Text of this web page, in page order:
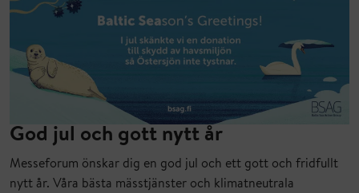
God jul och gott nytt år
Messeforum önskar dig en god jul och ett gott och fridfullt
nytt år. Våra bästa mässtjänster och klimatneutrala